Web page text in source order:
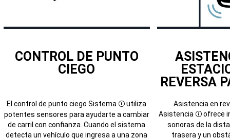
CONTROL DE PUNTO
CIEGO
El control de punto ciegoSistema
Disclosure
utiliza
potentes sensores para ayudarte a cambiar
de carril con confianza. Cuando el sistema
detecta un vehículo que ingresa a una zona
REVERSA
Asistencia en
Asistencia
ofrece
sonoras de la
trasera y un